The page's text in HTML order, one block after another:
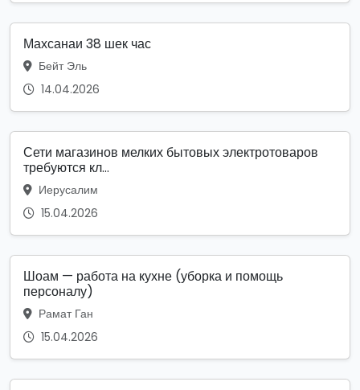
Махсанаи 38 шек час
Бейт Эль
14.04.2026
Сети магазинов мелких бытовых электротоваров
требуются кл...
Иерусалим
15.04.2026
Шоам — работа на кухне (уборка и помощь
персоналу)
Рамат Ган
15.04.2026